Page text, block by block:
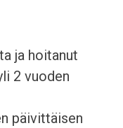
ja hoitanut
2 vuoden
päivittäisen